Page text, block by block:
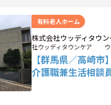
有料老人ホーム
株式会社ウッディタ
社ウッディタウンケア ウ
【群馬県／高崎
介護職兼生活相談